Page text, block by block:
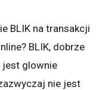
BLIK na transakcji
BLIK, dobrze
jest glownie
nie jest